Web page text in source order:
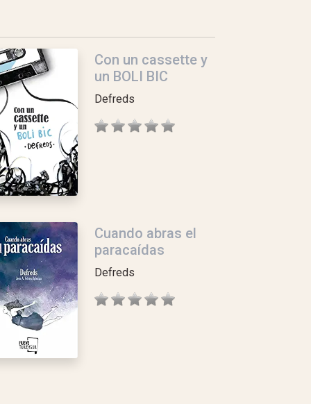
Con un cassette y
un BOLI BIC
Defreds
Cuando abras el
paracaídas
Defreds